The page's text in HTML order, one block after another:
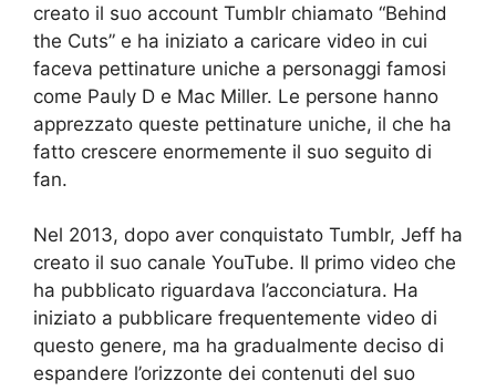
creato il suo account Tumblr chiamato “Behind
the Cuts” e ha iniziato a caricare video in cui
faceva pettinature uniche a personaggi famosi
come Pauly D e Mac Miller. Le persone hanno
apprezzato queste pettinature uniche, il che ha
fatto crescere enormemente il suo seguito di
fan.
Nel 2013, dopo aver conquistato Tumblr, Jeff ha
creato il suo canale YouTube. Il primo video che
ha pubblicato riguardava l’acconciatura. Ha
iniziato a pubblicare frequentemente video di
questo genere, ma ha gradualmente deciso di
espandere l’orizzonte dei contenuti del suo